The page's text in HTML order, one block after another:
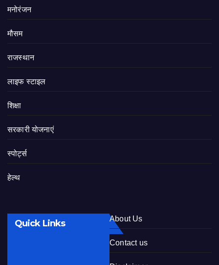
मनोरंजन
मौसम
राजस्थान
लाइफ स्टाइल
शिक्षा
सरकारी योजनाएं
स्पोर्ट्स
हेल्थ
Quick Links About Us
Contact us